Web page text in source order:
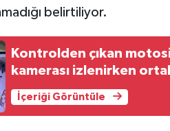
belirtiliyor.
Kontrolden çıkan
kamerası izlenirken
İçeriği Görüntüle